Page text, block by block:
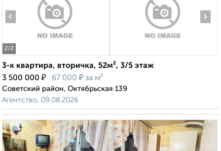
2/2
‹ ›
3-к квартира, вторичка, 52м², 3/5 этаж
3 500 000 ₽ 67 000 ₽ за м²
Советский район, Октябрьская 139
Агентство, 09.08.2026